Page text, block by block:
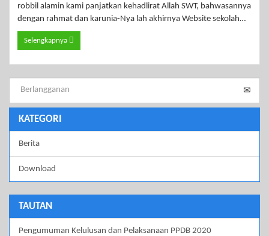
robbil alamin kami panjatkan kehadlirat Allah SWT, bahwasannya
dengan rahmat dan karunia-Nya lah akhirnya Website sekolah…
Selengkapnya
KATEGORI
Berita
Download
TAUTAN
Pengumuman Kelulusan dan Pelaksanaan PPDB 2020